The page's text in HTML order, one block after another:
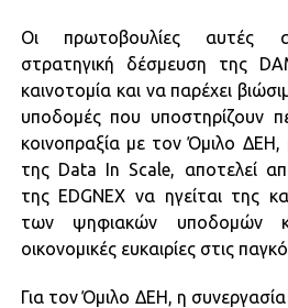
Οι πρωτοβουλίες αυτές
στρατηγική δέσμευση της
καινοτομία και να παρέχει
υποδομές που υποστηρίζουν
κοινοπραξία με τον Όμιλο
της Data In Scale, αποτελεί
της EDGNEX να ηγείται της
των ψηφιακών υποδομών
οικονομικές ευκαιρίες στις
Για τον Όμιλο ΔΕΗ, η